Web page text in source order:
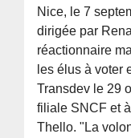
Nice, le 7
dirigée par
réactionnaire
les élus à voter
Transdev le 29
filiale SNCF et
Thello. "La